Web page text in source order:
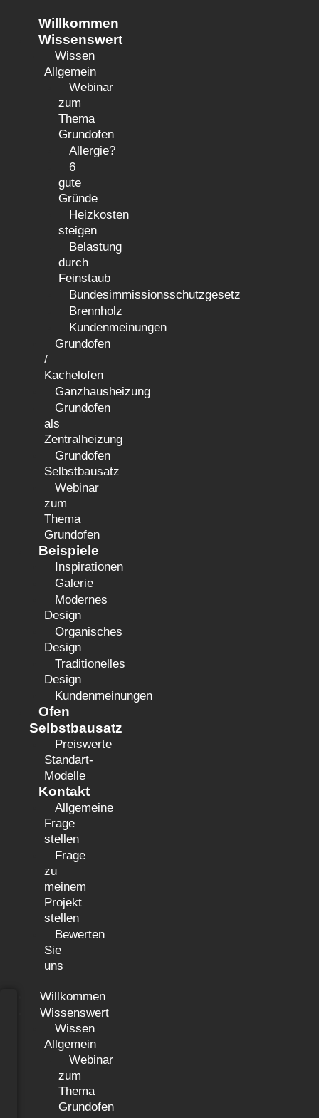
Willkommen
Wissenswert
Wissen
Allgemein
Webinar
zum
Thema
Grundofen
Allergie?
6
gute
Gründe
Heizkosten
steigen
Belastung
durch
Feinstaub
Bundesimmissionsschutzgesetz
Brennholz
Kundenmeinungen
Grundofen
/
Kachelofen
Ganzhausheizung
Grundofen
als
Zentralheizung
Grundofen
Selbstbausatz
Webinar
zum
Thema
Grundofen
Beispiele
Inspirationen
Galerie
Modernes
Design
Organisches
Design
Traditionelles
Design
Kundenmeinungen
Ofen
Selbstbausatz
Preiswerte
Standart-
Modelle
Kontakt
Allgemeine
Frage
stellen
Frage
zu
meinem
Projekt
stellen
Bewerten
Sie
uns
Willkommen
Wissenswert
Wissen
Allgemein
Webinar
zum
Thema
Grundofen